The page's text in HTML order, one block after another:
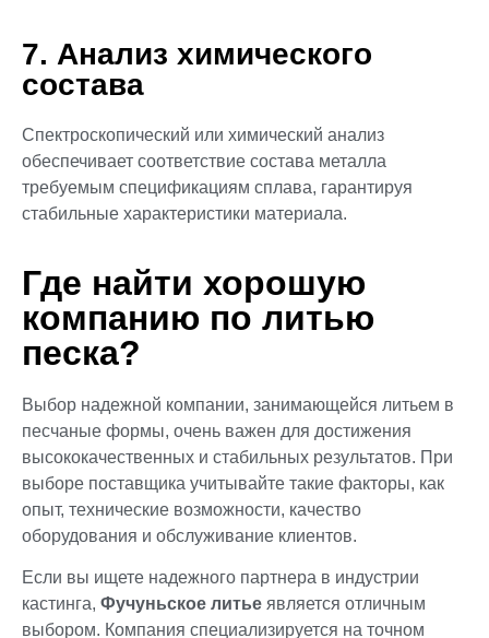
7. Анализ химического
состава
Спектроскопический или химический анализ
обеспечивает соответствие состава металла
требуемым спецификациям сплава, гарантируя
стабильные характеристики материала.
Где найти хорошую
компанию по литью
песка?
Выбор надежной компании, занимающейся литьем в
песчаные формы, очень важен для достижения
высококачественных и стабильных результатов. При
выборе поставщика учитывайте такие факторы, как
опыт, технические возможности, качество
оборудования и обслуживание клиентов.
Если вы ищете надежного партнера в индустрии
кастинга, Фучуньское литье является отличным
выбором. Компания специализируется на точном